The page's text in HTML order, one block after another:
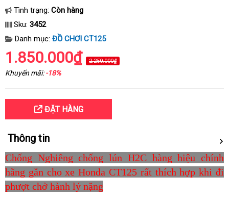
Tình trạng: Còn hàng
Sku: 3452
Danh mục: ĐỒ CHƠI CT125
1.850.000₫ 2.250.000₫
Khuyến mãi:-18%
ĐẶT HÀNG
Thông tin
Chống Nghiêng chống lún H2C hàng hiệu chính
hãng gắn cho xe Honda CT125 rất thích hợp khi đi
phượt chở hành lý nặng